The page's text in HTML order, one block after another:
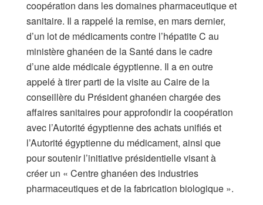
coopération dans les domaines pharmaceutique et
sanitaire. Il a rappelé la remise, en mars dernier,
d’un lot de médicaments contre l’hépatite C au
ministère ghanéen de la Santé dans le cadre
d’une aide médicale égyptienne. Il a en outre
appelé à tirer parti de la visite au Caire de la
conseillère du Président ghanéen chargée des
affaires sanitaires pour approfondir la coopération
avec l’Autorité égyptienne des achats unifiés et
l’Autorité égyptienne du médicament, ainsi que
pour soutenir l’initiative présidentielle visant à
créer un « Centre ghanéen des industries
pharmaceutiques et de la fabrication biologique ».